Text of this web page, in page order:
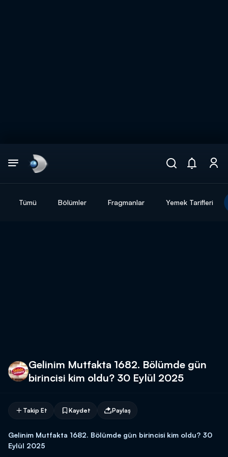
Tümü Bölümler Fragmanlar Yemek Tarifleri
Gelinim Mutfakta 1682. Bölümde gün
birincisi kim oldu? 30 Eylül 2025
Takip Et Kaydet Paylaş
Gelinim Mutfakta 1682. Bölümde gün birincisi kim oldu? 30
Eylül 2025